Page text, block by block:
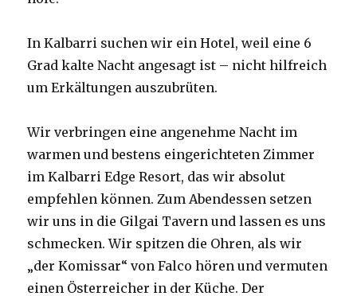
In Kalbarri suchen wir ein Hotel, weil eine 6
Grad kalte Nacht angesagt ist – nicht hilfreich
um Erkältungen auszubrüten.
Wir verbringen eine angenehme Nacht im
warmen und bestens eingerichteten Zimmer
im Kalbarri Edge Resort, das wir absolut
empfehlen können. Zum Abendessen setzen
wir uns in die Gilgai Tavern und lassen es uns
schmecken. Wir spitzen die Ohren, als wir
„der Komissar“ von Falco hören und vermuten
einen Österreicher in der Küche. Der